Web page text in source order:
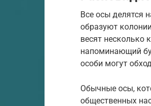
Все осы делятся
образуют
весят несколько
напоминающий
особи могут
Обычные осы,
общественных